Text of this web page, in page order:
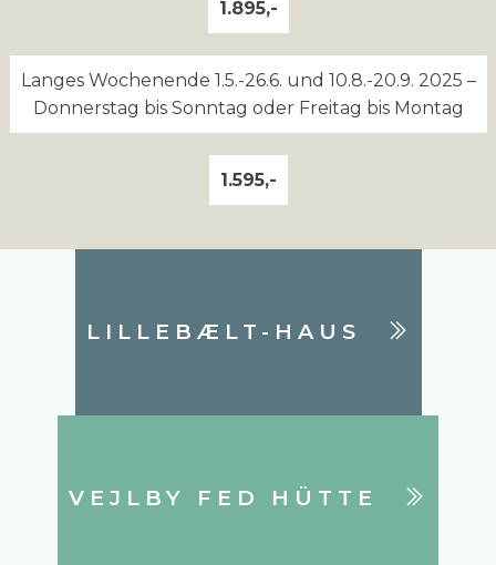
1.895,-
Langes Wochenende 1.5.-26.6. und 10.8.-20.9. 2025 –
Donnerstag bis Sonntag oder Freitag bis Montag
1.595,-
LILLEBÆLT-HAUS
VEJLBY FED HÜTTE